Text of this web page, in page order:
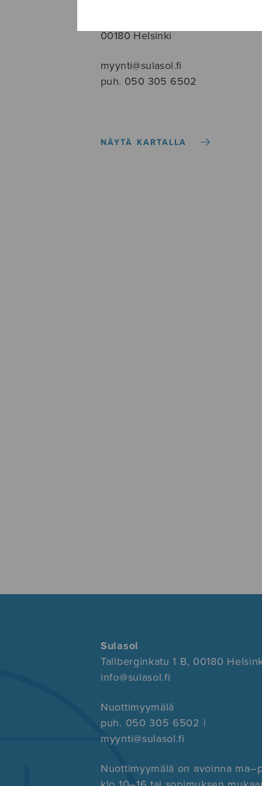
00180 Helsinki
myynti@sulasol.fi
puh. 050 305 6502
NÄYTÄ KARTALLA
Sulasol
Tallberginkatu 1 B, 00180
info@sulasol.fi
Nuottimyymälä
puh. 050 305 6502 |
myynti@sulasol.fi
Nuottimyymälä on avoinna